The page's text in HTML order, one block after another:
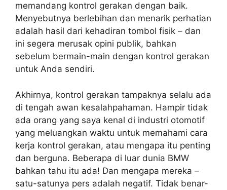
memandang kontrol gerakan dengan baik.
Menyebutnya berlebihan dan menarik perhatian
adalah hasil dari kehadiran tombol fisik – dan
ini segera merusak opini publik, bahkan
sebelum bermain-main dengan kontrol gerakan
untuk Anda sendiri.
Akhirnya, kontrol gerakan tampaknya selalu ada
di tengah awan kesalahpahaman. Hampir tidak
ada orang yang saya kenal di industri otomotif
yang meluangkan waktu untuk memahami cara
kerja kontrol gerakan, atau mengapa itu penting
dan berguna. Beberapa di luar dunia BMW
bahkan tahu itu ada! Dan mengapa mereka –
satu-satunya pers adalah negatif. Tidak benar-